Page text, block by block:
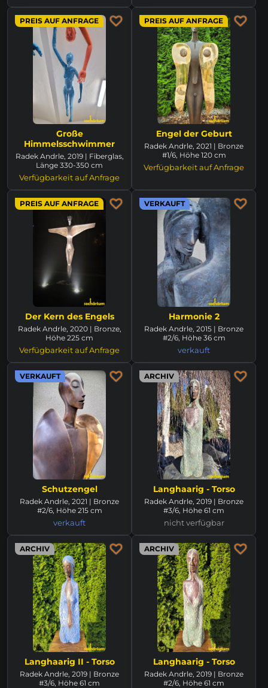
PREIS AUF ANFRAGE
Große
Himmelsschwimmer
Radek Andrle, 2019 | Fiberglas,
Länge 330-350 cm
Verfügbarkeit auf Anfrage
PREIS AUF ANFRAGE
Engel der Geburt
Radek Andrle, 2021 | Bronze
#1/6, Höhe 120 cm
Verfügbarkeit auf Anfrage
PREIS AUF ANFRAGE
Der Kern des Engels
Radek Andrle, 2020 | Bronze,
Höhe 225 cm
Verfügbarkeit auf Anfrage
VERKAUFT
Harmonie 2
Radek Andrle, 2015 | Bronze
#2/6, Höhe 36 cm
verkauft
VERKAUFT
Schutzengel
Radek Andrle, 2021 | Bronze
#2/6, Höhe 215 cm
verkauft
ARCHIV
Langhaarig - Torso
Radek Andrle, 2019 | Bronze
#3/6, Höhe 61 cm
nicht verfügbar
ARCHIV
Langhaarig II - Torso
Radek Andrle, 2019 | Bronze
#3/6, Höhe 61 cm
ARCHIV
Langhaarig - Torso
Radek Andrle, 2019 | Bronze
#2/6, Höhe 61 cm